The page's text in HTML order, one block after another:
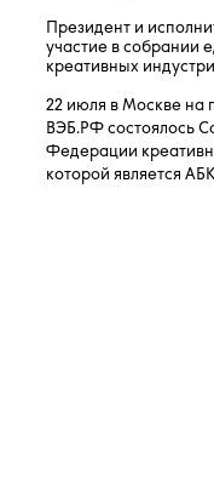
президент и исполнительный директор абкр приняли
участие в
креативных
22 июля в Москве на
ВЭБ.РФ состоялось
Федерации
которой является